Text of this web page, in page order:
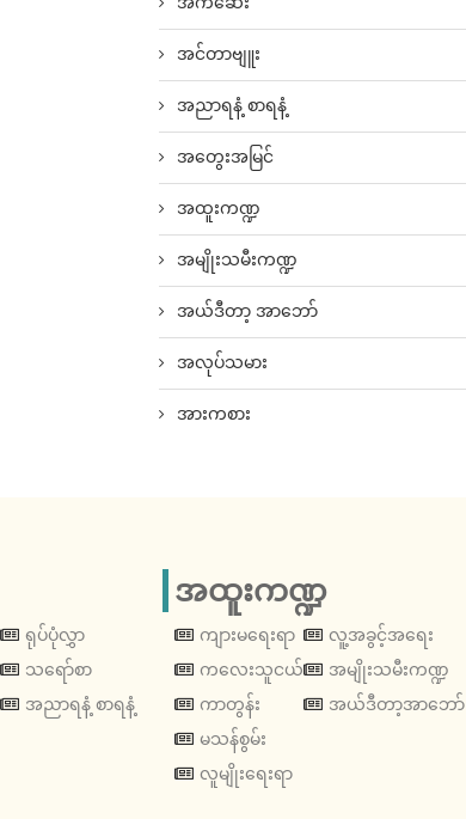
အင်တာဗျူး
အညာရနံ့ စာရနံ့
အတွေးအမြင်
အထူးကဏ္ဍ
အမျိုးသမီးကဏ္ဍ
အယ်ဒီတာ့ အာဘော်
အလုပ်သမား
အားကစား
ရုပ်ပုံလွှာ
သရော်စာ
အညာရနံ့ စာရနံ့
အထူးကဏ္ဍ
ကျားမရေးရာ
ကလေးသူငယ်
ကာတွန်း
မသန်စွမ်း
လူမျိုးရေးရာ
လူ့အခွင့်အရေး
အမျိုးသမီးကဏ္ဍ
အယ်ဒီတာ့အာဘော်